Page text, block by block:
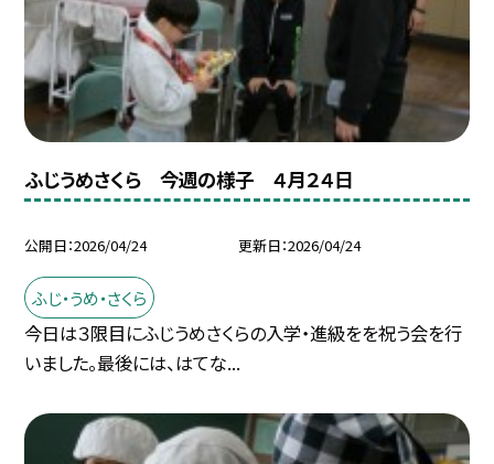
ふじうめさくら 今週の様子 ４月２４日
公開日 2026/04/24 更新日 2026/04/24
ふじ・うめ・さくら
今日は３限目にふじうめさくらの入学・進級をを祝う会を行
いました。最後には、はてな...